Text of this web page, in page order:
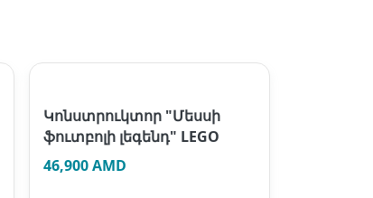
Կոնստրուկտոր "Մեսսի
ֆուտբոլի լեգենդ" LEGO
46,900 AMD